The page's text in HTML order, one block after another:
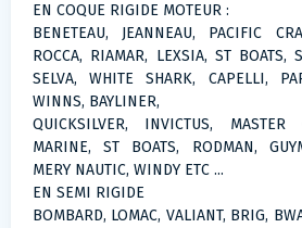
EN COQUE RIGIDE MOTEUR :
BENETEAU, JEANNEAU, PACIFIC
ROCCA, RIAMAR, LEXSIA, ST BOATS,
SELVA, WHITE SHARK, CAPELLI,
WINNS, BAYLINER,
QUICKSILVER, INVICTUS,
MARINE, ST BOATS, RODMAN,
MERY NAUTIC, WINDY ETC ...
EN SEMI RIGIDE
BOMBARD, LOMAC, VALIANT, BRIG,